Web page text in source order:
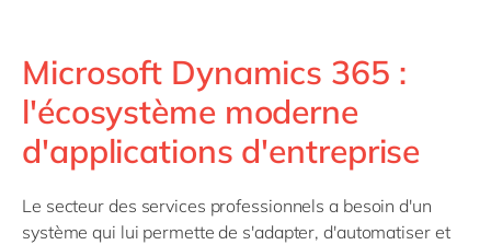
Microsoft Dynamics 365 :
l'écosystème moderne
d'applications d'entreprise
Le secteur des services professionnels a besoin d'un
système qui lui permette de s'adapter, d'automatiser et